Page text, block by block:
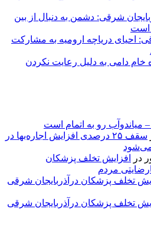
شرقی: دشمن به دنبال از بین
است
احیای دریاچه ارومیه به مشارکت
فرآورده خام دامی به دلیل رعایت نکردن
میاندوآب رو به اتمام است
سقف ۲۵ درصدی افزایش اجاره‌بها در
می‌شود
در
افزایش تخلف پزشکان
مردم
تخلف پزشکان درآذربایجان شرقی
تخلف پزشکان درآذربایجان شرقی